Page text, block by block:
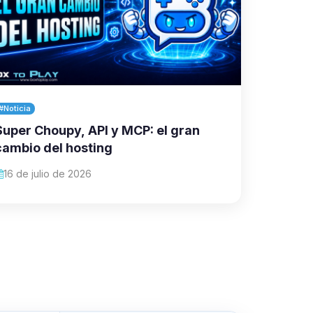
Choupy, API y MCP: el gran
del hosting
16 de julio de 2026